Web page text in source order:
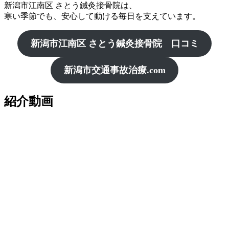
新潟市江南区 さとう鍼灸接骨院は、
寒い季節でも、安心して動ける毎日を支えています。
新潟市江南区 さとう鍼灸接骨院 口コミ
新潟市交通事故治療.com
紹介動画